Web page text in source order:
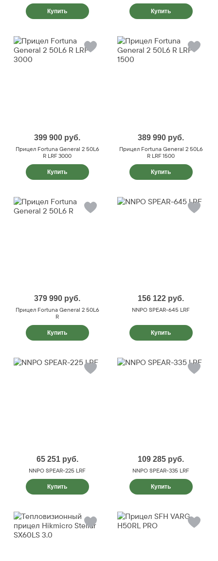
Купить Купить
399 900 руб.
Прицел Fortuna General 2 50L6
R LRF 3000
Купить
389 990 руб.
Прицел Fortuna General 2 50L6
R LRF 1500
Купить
379 990 руб.
Прицел Fortuna General 2 50L6
R
Купить
156 122 руб.
NNPO SPEAR-645 LRF
Купить
65 251 руб.
NNPO SPEAR-225 LRF
Купить
109 285 руб.
NNPO SPEAR-335 LRF
Купить